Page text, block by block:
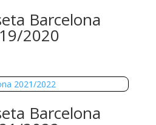
Barcelona
2020
Barcelona